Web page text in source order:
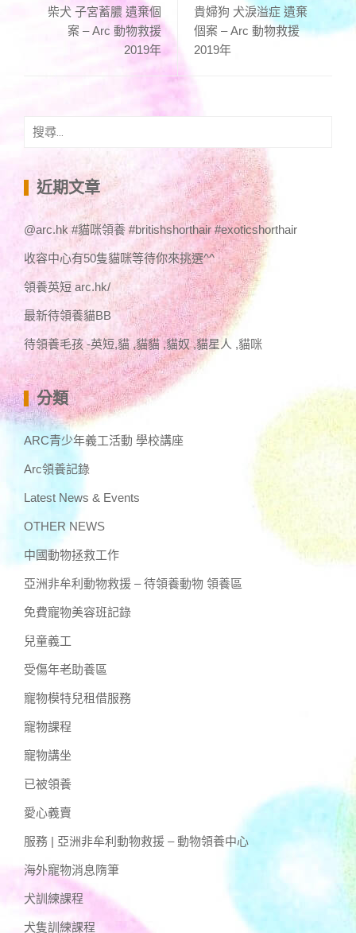
柴犬 子宮蓄膿 遺棄個
案 – Arc 動物救援
2019年
貴婦狗 犬淚溢症 遺棄
個案 – Arc 動物救援
2019年
搜
鍵 近期文章
@arc.hk #貓咪領養 #britishshorthair #exoticshorthair
收容中心有50隻貓咪等待你來挑選^^
領養英短 arc.hk/
最新待領養貓BB
待領養毛孩 -英短,貓 ,貓貓 ,貓奴 ,貓星人 ,貓咪
分類
ARC青少年義工活動 學校講座
Arc領養記錄
Latest News & Events
OTHER NEWS
中國動物拯救工作
亞洲非牟利動物救援 – 待領養動物 領養區
免費寵物美容班記錄
兒童義工
受傷年老助養區
寵物模特兒租借服務
寵物課程
寵物講坐
已被領養
愛心義賣
服務 | 亞洲非牟利動物救援 – 動物領養中心
海外寵物消息隋筆
犬訓練課程
犬隻訓練課程